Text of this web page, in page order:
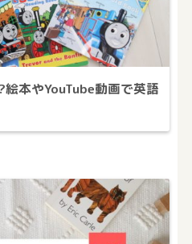
本やYouTube動画で英語